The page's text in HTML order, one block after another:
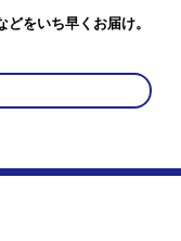
をいち早くお届け。